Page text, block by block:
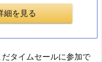
細を見る
タイムセールに参加で